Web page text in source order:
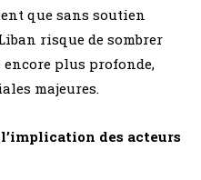
que sans soutien
risque de sombrer
plus profonde,
majeures.
des acteurs